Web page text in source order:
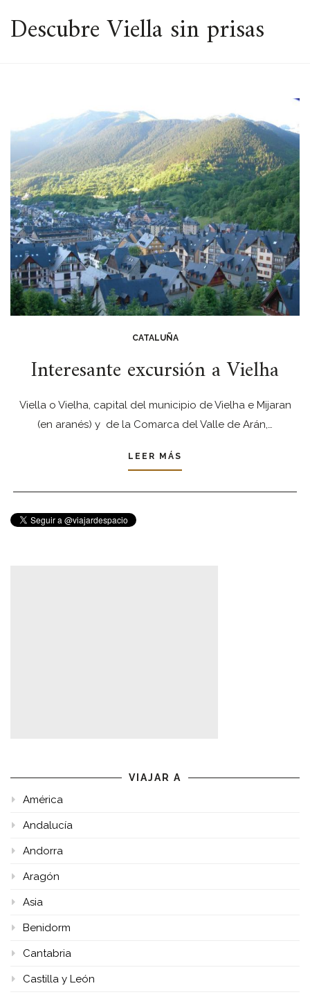
ESPACIO
Descubre Viella sin prisas
CATALUÑA
Interesante excursión a Vielha
Viella o Vielha, capital del municipio de Vielha e Mijaran
(en aranés) y de la Comarca del Valle de Arán,…
LEER MÁS
VIAJAR A
América
Andalucía
Andorra
Aragón
Asia
Benidorm
Cantabria
Castilla y León